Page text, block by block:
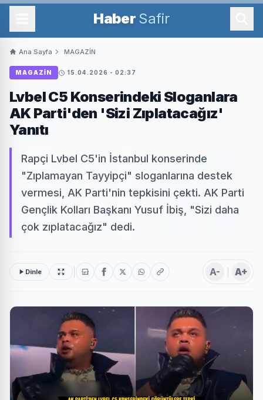
Haber Safir
Ana Sayfa MAGAZİN
MAGAZİN 15.04.2026 - 02:37
Lvbel C5 Konserindeki Sloganlara
AK Parti'den 'Sizi Zıplatacağız'
Yanıtı
Rapçi Lvbel C5'in İstanbul konserinde
"Zıplamayan Tayyipçi" sloganlarına destek
vermesi, AK Parti'nin tepkisini çekti. AK Parti
Gençlik Kolları Başkanı Yusuf İbiş, "Sizi daha
çok zıplatacağız" dedi.
Dinle A- A+